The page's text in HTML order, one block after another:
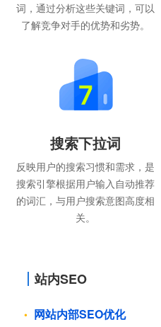
词，通过分析这些关键词，可以
了解竞争对手的优势和劣势。
搜索下拉词
反映用户的搜索习惯和需求，是
搜索引擎根据用户输入自动推荐
的词汇，与用户搜索意图高度相
关。
站内SEO
网站内部SEO优化